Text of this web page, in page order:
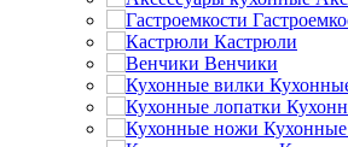
Кастрюли
Венчики